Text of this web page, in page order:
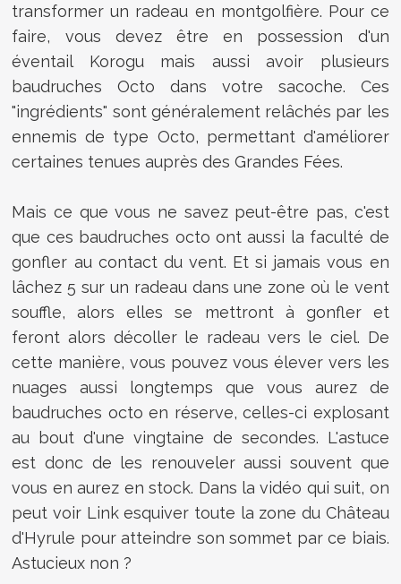
transformer un radeau en montgolfière. Pour ce
faire, vous devez être en possession d'un
éventail Korogu mais aussi avoir plusieurs
baudruches Octo dans votre sacoche. Ces
"ingrédients" sont généralement relâchés par les
ennemis de type Octo, permettant d'améliorer
certaines tenues auprès des Grandes Fées.
Mais ce que vous ne savez peut-être pas, c'est
que ces baudruches octo ont aussi la faculté de
gonfler au contact du vent. Et si jamais vous en
lâchez 5 sur un radeau dans une zone où le vent
souffle, alors elles se mettront à gonfler et
feront alors décoller le radeau vers le ciel. De
cette manière, vous pouvez vous élever vers les
nuages aussi longtemps que vous aurez de
baudruches octo en réserve, celles-ci explosant
au bout d'une vingtaine de secondes. L'astuce
est donc de les renouveler aussi souvent que
vous en aurez en stock. Dans la vidéo qui suit, on
peut voir Link esquiver toute la zone du Château
d'Hyrule pour atteindre son sommet par ce biais.
Astucieux non ?